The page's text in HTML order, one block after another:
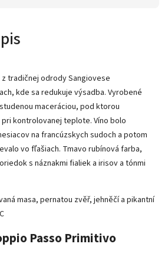
tradičnej odrody Sangiovese
kde sa redukuje výsadba. Vyrobené
maceráciou, pod ktorou
kontrolovanej teplote. Víno bolo
na francúzskych sudoch a potom
vo fľašiach. Tmavo rubínová farba,
s náznakmi fialiek a irisov a tónmi
masa, pernatou zvěř, jehněčí a pikantní
Passo Primitivo